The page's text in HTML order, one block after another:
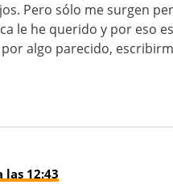
Pero sólo me surgen
le he querido y por eso
algo parecido,
las 12:43